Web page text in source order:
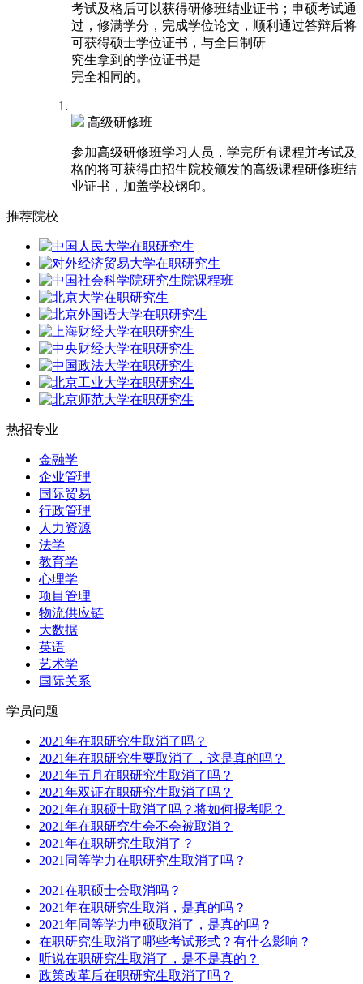
考试及格后可以获得研修班结业证书；申硕考试通
过，修满学分，完成学位论文，顺利通过答辩后将
可获得硕士学位证书，与全日制研
究生拿到的学位证书是
完全相同的。
高级研修班
参加高级研修班学习人员，学完所有课程并考试及
格的将可获得由招生院校颁发的高级课程研修班结
业证书，加盖学校钢印。
推荐院校
热招专业
金融学
企业管理
国际贸易
行政管理
人力资源
法学
教育学
心理学
项目管理
物流供应链
大数据
英语
艺术学
国际关系
学员问题
2021年在职研究生取消了吗？
2021年在职研究生要取消了，这是真的吗？
2021年五月在职研究生取消了吗？
2021年双证在职研究生取消了吗？
2021年在职硕士取消了吗？将如何报考呢？
2021年在职研究生会不会被取消？
2021年在职研究生取消了？
2021同等学力在职研究生取消了吗？
2021在职硕士会取消吗？
2021年在职研究生取消，是真的吗？
2021年同等学力申硕取消了，是真的吗？
在职研究生取消了哪些考试形式？有什么影响？
听说在职研究生取消了，是不是真的？
政策改革后在职研究生取消了吗？